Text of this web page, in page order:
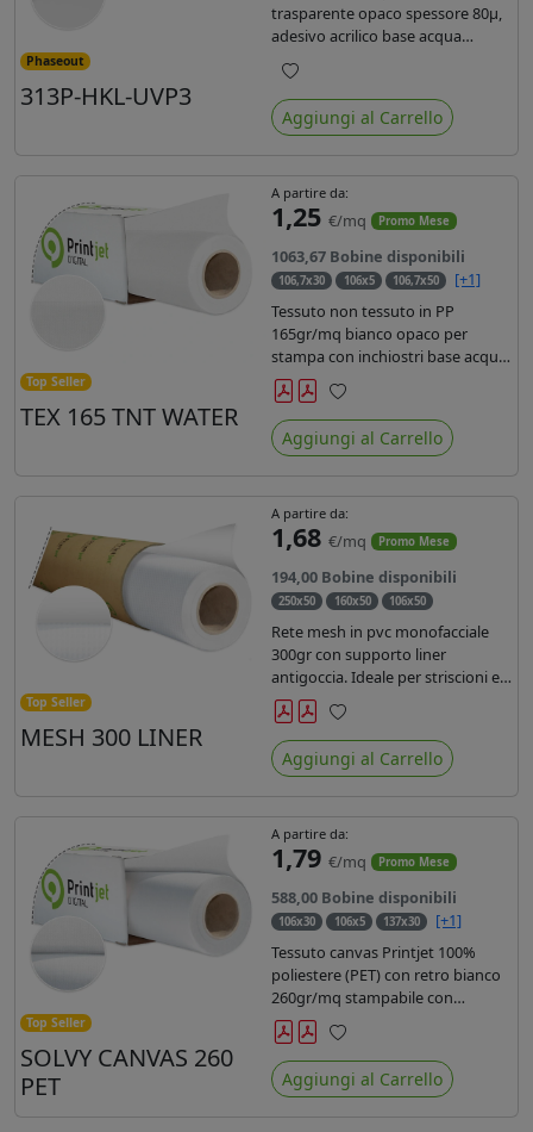
Phaseout
313P-HKL-UVP3
trasparente opaco spessore 80µ,
adesivo acrilico base acqua
permanente specifico per ink uv,
liner in carta kraft da 90gr. Durata
3 anni, dotata di filtro uv, idonea
per stampe con inchiostro
Preferiti
Aggiungi al Carrello
Top Seller
TEX 165 TNT WATER
A partire da:
1,25 €/mq Promo Mese
1063,67 Bobine disponibili
106,7x30 106x5 106,7x50
[+1]
Tessuto non tessuto in PP
165gr/mq bianco opaco per
stampa con inchiostri base acqua,
latex, uv, ecosolvente. Finitura a
rombi spundbond e coating
superficiale con totale assenza di
peluria. Occhiellabile, non
Preferiti
Aggiungi al Carrello
Top Seller
MESH 300 LINER
A partire da:
1,68 €/mq Promo Mese
194,00 Bobine disponibili
250x50 160x50 106x50
Rete mesh in pvc monofacciale
300gr con supporto liner
antigoccia. Ideale per striscioni e
coperture antivento. Saldabile,
stampabile con inchiostri
solvente, ecosolvente, uv e latex.
Densità fili 1000x1000 , filato 9x13.
Preferiti
Aggiungi al Carrello
Top Seller
SOLVY CANVAS 260
PET
A partire da:
1,79 €/mq Promo Mese
588,00 Bobine disponibili
106x30 106x5 137x30
[+1]
Tessuto canvas Printjet 100%
poliestere (PET) con retro bianco
260gr/mq stampabile con
inchiostri solvente, ecosolvente,
uv e latex.
Preferiti
Aggiungi al Carrello